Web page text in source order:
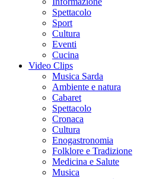
Spettacolo
Sport
Cultura
Eventi
Cucina
Video Clips
Musica Sarda
Ambiente e natura
Cabaret
Spettacolo
Cronaca
Cultura
Enogastronomia
Folklore e Tradizione
Medicina e Salute
Musica